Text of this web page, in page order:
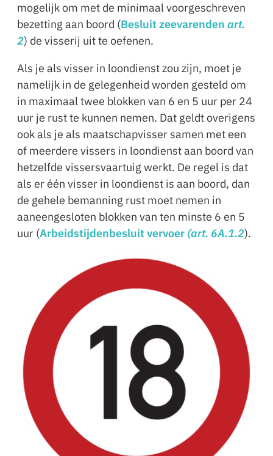
mogelijk om met de minimaal voorgeschreven
bezetting aan boord (Besluit zeevarenden art.
2) de visserij uit te oefenen.
Als je als visser in loondienst zou zijn, moet je
namelijk in de gelegenheid worden gesteld om
in maximaal twee blokken van 6 en 5 uur per 24
uur je rust te kunnen nemen. Dat geldt overigens
ook als je als maatschapvisser samen met een
of meerdere vissers in loondienst aan boord van
hetzelfde vissersvaartuig werkt. De regel is dat
als er één visser in loondienst is aan boord, dan
de gehele bemanning rust moet nemen in
aaneengesloten blokken van ten minste 6 en 5
uur (Arbeidstijdenbesluit vervoer (art. 6A.1.2).